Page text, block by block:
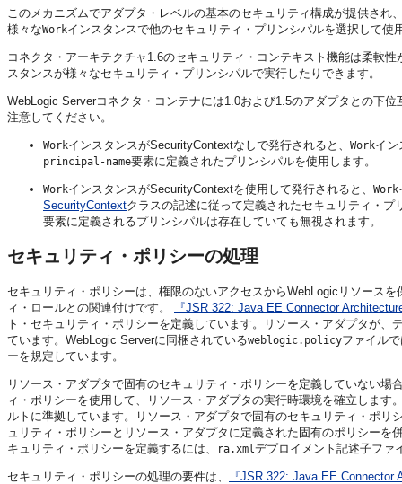
このメカニズムでアダプタ・レベルの基本のセキュリティ構成が提供され
様々なWorkインスタンスで他のセキュリティ・プリンシパルを選択して使
コネクタ・アーキテクチャ1.6のセキュリティ・コンテキスト機能は柔軟性
スタンスが様々なセキュリティ・プリンシパルで実行したりできます。
WebLogic Serverコネクタ・コンテナには1.0および1.5のアダプタとの下
注意してください。
WorkインスタンスがSecurityContextなしで発行されると、 Workイン
principal-name要素に定義されたプリンシパルを使用します。
WorkインスタンスがSecurityContextを使用して発行されると、 Work
SecurityContextクラスの記述に従って定義されたセキュリティ・プ
要素に定義されるプリンシパルは存在していても無視されます。
セキュリティ・ポリシーの処理
セキュリティ・ポリシーは、権限のないアクセスからWebLogicリソース
ィ・ロールとの関連付けです。
『JSR 322: Java EE Connector
ト・セキュリティ・ポリシーを定義しています。リソース・アダプタが
ています。WebLogic Serverに同梱されているweblogic.policyファイル
ーを規定しています。
リソース・アダプタで固有のセキュリティ・ポリシーを定義していない
ィ・ポリシーを使用して、リソース・アダプタの実行時環境を確立します
ルトに準拠しています。リソース・アダプタで固有のセキュリティ・ポ
ュリティ・ポリシーとリソース・アダプタに定義された固有のポリシー
キュリティ・ポリシーを定義するには、
ra.xmlデプロイメント記述子ファ
セキュリティ・ポリシーの処理の要件は、
『JSR 322: Java EE Connector